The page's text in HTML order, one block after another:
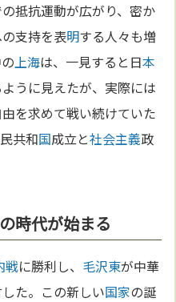
抵抗運動が広がり、密か
支持を表明する人々も増
上海は、一見すると日本
うに見えたが、実際には
を求めて戦い続けていた
共和国成立と社会主義政
時代が始まる
戦に勝利し、 毛沢東が中華
た。この新しい国家の誕